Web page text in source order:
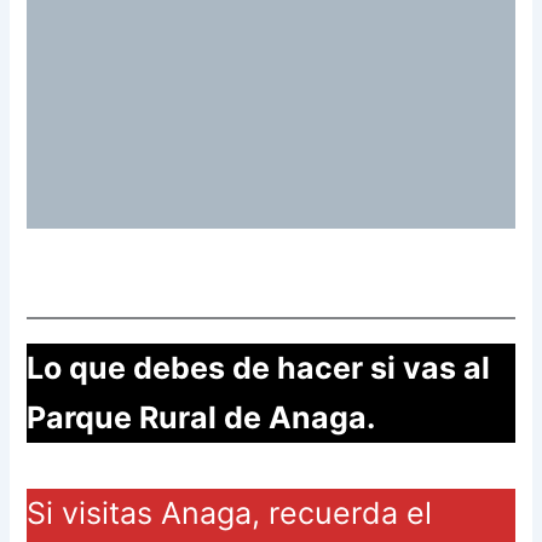
Lo que debes de hacer si vas al
Parque Rural de Anaga.
Si visitas Anaga, recuerda el